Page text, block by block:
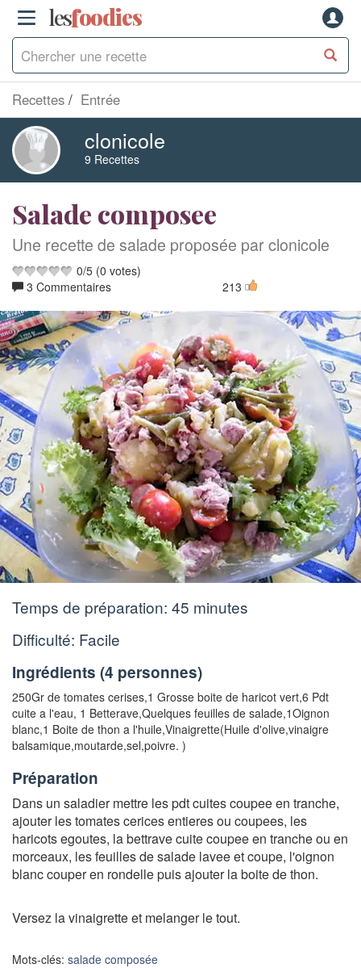
lesfoodies
Recettes Entrée
clonicole
9 Recettes
Salade composee
Une recette de salade proposée par clonicole
0/5 (0 votes)
3 Commentaires
213
Temps de préparation: 45 minutes
Difficulté: Facile
Ingrédients (4 personnes)
250Gr de tomates cerises,1 Grosse boite de haricot vert,6 Pdt
cuite a l'eau, 1 Betterave,Quelques feuilles de salade,1Oignon
blanc,1 Boite de thon a l'huile,Vinaigrette(Huile d'olive,vinaigre
balsamique,moutarde,sel,poivre. )
Préparation
Dans un saladier mettre les pdt cuites coupee en tranche,
ajouter les tomates cerices entieres ou coupees, les
haricots egoutes, la bettrave cuite coupee en tranche ou en
morceaux, les feuilles de salade lavee et coupe, l'oignon
blanc couper en rondelle puis ajouter la boite de thon.
Versez la vinaigrette et melanger le tout.
Mots-clés: salade composée